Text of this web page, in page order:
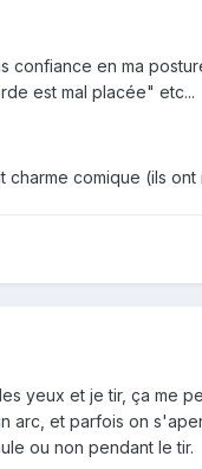
en ma
est mal placée" etc...
comique (ils
yeux et je tir, ça me
arc, et parfois on
ou non pendant le tir.